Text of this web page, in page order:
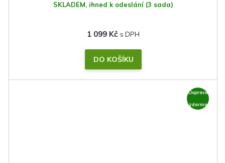
SKLADEM, ihned k odeslání (3 sada)
1 099 Kč
DO KOŠÍKU
Doprava
zdarma